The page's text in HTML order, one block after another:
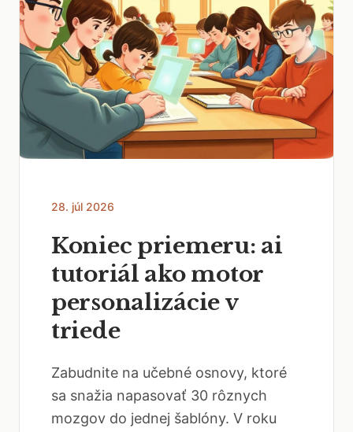
28. júl 2026
Koniec priemeru: ai
tutoriál ako motor
personalizácie v
triede
Zabudnite na učebné osnovy, ktoré
sa snažia napasovať 30 rôznych
mozgov do jednej šablóny. V roku